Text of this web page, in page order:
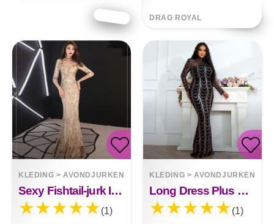
DRAG ROYAL
KLEDING >AVONDJURKEN
Sexy Fishtail-jurk In Avondjurk Met Lovertjes
(1)
KLEDING >AVONDJURKEN
Long Dress Plus Size Round Neck
(1)